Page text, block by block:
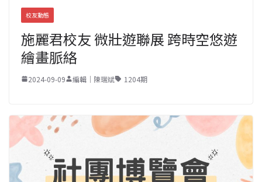
校友動態
施麗君校友 微壯遊聯展 跨時空悠遊
繪畫脈絡
2024-09-09 編輯｜陳瑞斌 1204期